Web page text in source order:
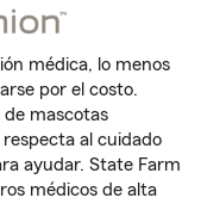
médica, lo menos
por el costo.
mascotas
al cuidado
ayudar. State Farm
médicos de alta